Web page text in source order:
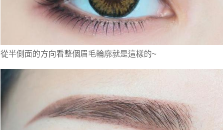
從半側面的方向看整個眉毛輪廓就是這樣的~